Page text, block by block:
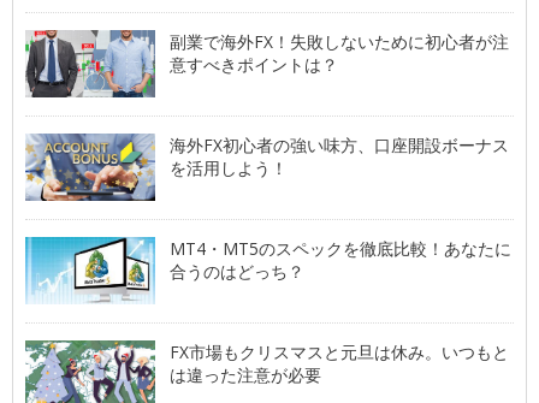
副業で海外FX！失敗しないために初心者が注
意すべきポイントは？
海外FX初心者の強い味方、口座開設ボーナス
を活用しよう！
MT4・MT5のスペックを徹底比較！あなたに
合うのはどっち？
FX市場もクリスマスと元旦は休み。いつもと
は違った注意が必要